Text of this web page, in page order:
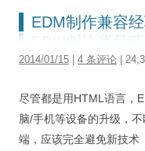
EDM制作兼容
2014/01/15 4 条评论 |
尽管都是用HTML语言，
脑/手机等设备的升级，
端，应该完全避免新技术